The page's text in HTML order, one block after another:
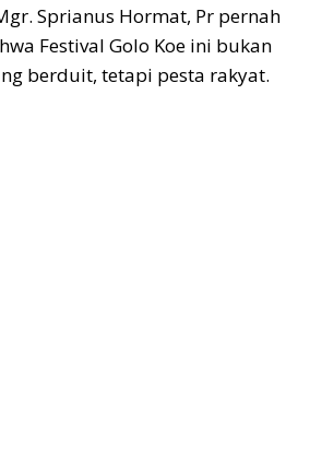
Sprianus Hormat, Pr pernah
Festival Golo Koe ini bukan
berduit, tetapi pesta rakyat.